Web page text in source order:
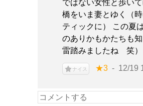
ではない女性と歩い
橋をいま妻とゆく（
ティックに） この夏
のありかもかたちも
雷踏みましたね 笑）
ナイス ★3 12/19